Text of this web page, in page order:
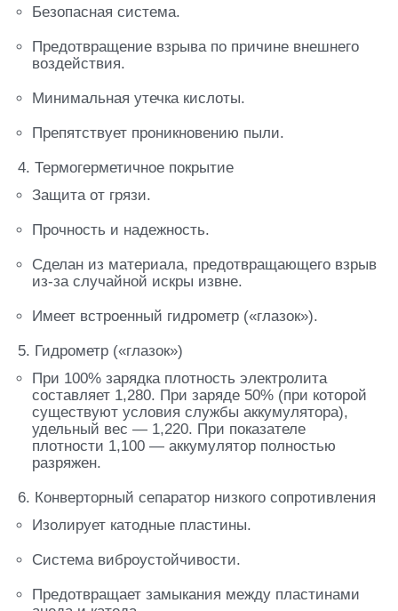
Безопасная система.
Предотвращение взрыва по причине внешнего
воздействия.
Минимальная утечка кислоты.
Препятствует проникновению пыли.
4. Термогерметичное покрытие
Защита от грязи.
Прочность и надежность.
Сделан из материала, предотвращающего взрыв
из-за случайной искры извне.
Имеет встроенный гидрометр («глазок»).
5. Гидрометр («глазок»)
При 100% зарядка плотность электролита
составляет 1,280. При заряде 50% (при которой
существуют условия службы аккумулятора),
удельный вес — 1,220. При показателе
плотности 1,100 — аккумулятор полностью
разряжен.
6. Конверторный сепаратор низкого сопротивления
Изолирует катодные пластины.
Система виброустойчивости.
Предотвращает замыкания между пластинами